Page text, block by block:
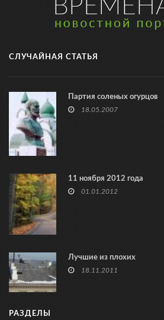
СЛУЧАЙНАЯ СТАТЬЯ
Партия соленых огурцов
18.05.2007
11 ноября 2012 года
01.01.2012
Лучшие из плохих
18.11.2011
РАЗДЕЛЫ